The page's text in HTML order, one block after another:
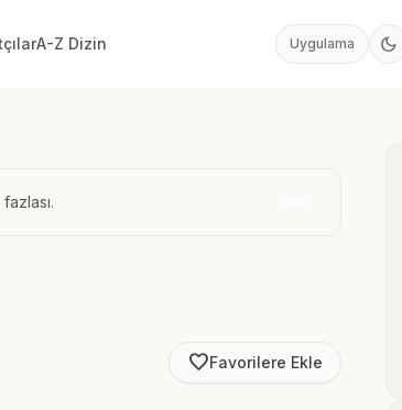
A-Z Dizin Uygulama dark_mode
favorite_borderFavorilere Ekle